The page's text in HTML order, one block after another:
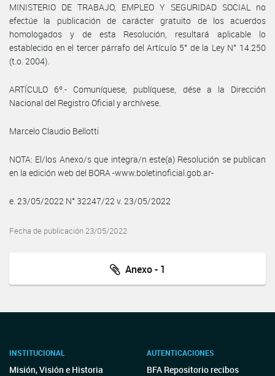
MINISTERIO DE TRABAJO, EMPLEO Y SEGURIDAD SOCIAL no
efectúe la publicación de carácter gratuito de los acuerdos
homologados y de esta Resolución, resultará aplicable lo
establecido en el tercer párrafo del Artículo 5° de la Ley N° 14.250
(t.o. 2004).
ARTÍCULO 6º.- Comuníquese, publíquese, dése a la Dirección
Nacional del Registro Oficial y archívese.
Marcelo Claudio Bellotti
NOTA: El/los Anexo/s que integra/n este(a) Resolución se publican
en la edición web del BORA -www.boletinoficial.gob.ar-
e. 23/05/2022 N° 32247/22 v. 23/05/2022
Fecha de publicación 23/05/2022
Anexo - 1
INSTITUCIONAL
Misión, Visión e Historia
AUTENTICACIONES
BFA Repositorio recibos